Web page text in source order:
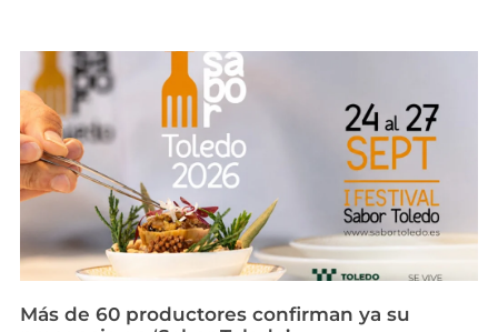
Más de 60 productores confirman ya su